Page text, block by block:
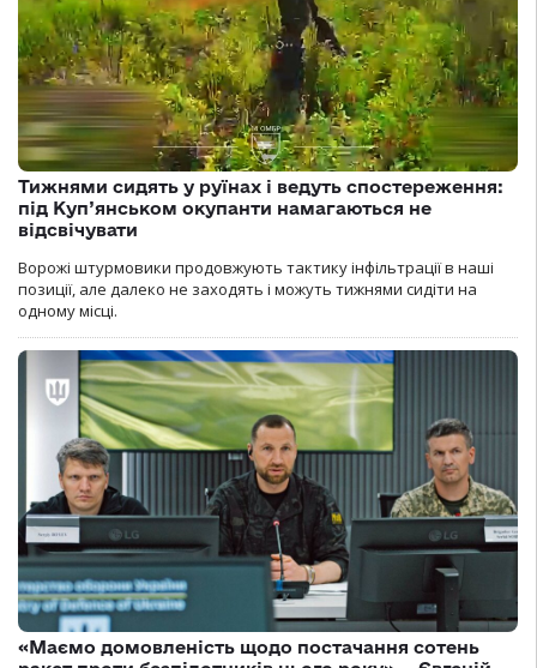
Тижнями сидять у руїнах і ведуть спостереження:
під Куп’янськом окупанти намагаються не
відсвічувати
Ворожі штурмовики продовжують тактику інфільтрації в наші
позиції, але далеко не заходять і можуть тижнями сидіти на
одному місці.
«Маємо домовленість щодо постачання сотень